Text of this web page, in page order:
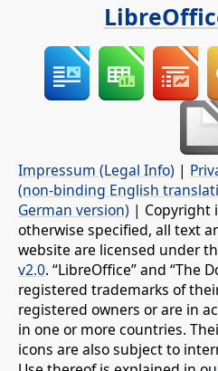
Impressum (Legal Info) |
(non-binding English
German version) | Copyright
otherwise specified, all text
website are licensed under
v2.0. “LibreOffice” and “The
registered trademarks of
registered owners or are in
in one or more countries.
icons are also subject to